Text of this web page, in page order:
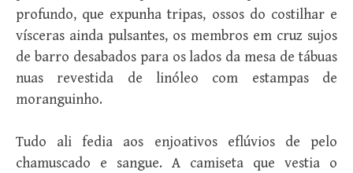
profundo, que expunha tripas, ossos do costilhar e
vísceras ainda pulsantes, os membros em cruz sujos
de barro desabados para os lados da mesa de tábuas
nuas revestida de linóleo com estampas de
moranguinho.
Tudo ali fedia aos enjoativos eflúvios de pelo
chamuscado e sangue. A camiseta que vestia o